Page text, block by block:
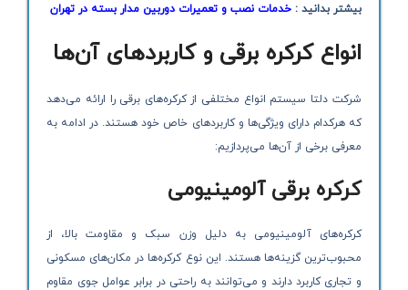
بیشتر بدانید :خدمات نصب و تعمیرات دوربین مدار بسته در تهران
انواع کرکره برقی و کاربردهای آن‌ها
شرکت دلتا سیستم انواع مختلفی از کرکره‌های برقی را ارائه می‌دهد
که هرکدام دارای ویژگی‌ها و کاربردهای خاص خود هستند. در ادامه به
معرفی برخی از آن‌ها می‌پردازیم:
کرکره‌ برقی آلومینیومی
کرکره‌های آلومینیومی به دلیل وزن سبک و مقاومت بالا، از
محبوب‌ترین گزینه‌ها هستند. این نوع کرکره‌ها در مکان‌های مسکونی
و تجاری کاربرد دارند و می‌توانند به راحتی در برابر عوامل جوی مقاوم